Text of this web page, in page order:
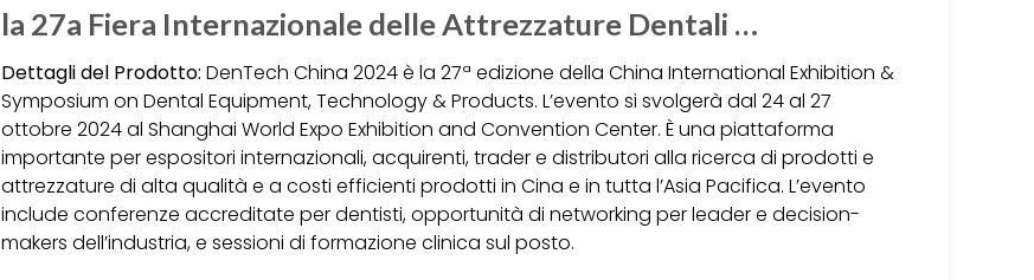
la 27a Fiera Internazionale delle Attrezzature Dentali …
Dettagli del Prodotto: DenTech China 2024 è la 27ª edizione della China International Exhibition &
Symposium on Dental Equipment, Technology & Products. L’evento si svolgerà dal 24 al 27
ottobre 2024 al Shanghai World Expo Exhibition and Convention Center. È una piattaforma
importante per espositori internazionali, acquirenti, trader e distributori alla ricerca di prodotti e
attrezzature di alta qualità e a costi efficienti prodotti in Cina e in tutta l’Asia Pacifica. L’evento
include conferenze accreditate per dentisti, opportunità di networking per leader e decision-
makers dell’industria, e sessioni di formazione clinica sul posto.